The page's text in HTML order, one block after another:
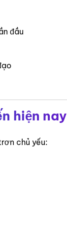
đầu
hiện nay
chủ yếu: